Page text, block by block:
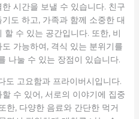
시간을 보낼 수 있습니다. 친구
도 하고, 가족과 함께 소중한 대
수 있는 공간입니다. 또한, 비
가능하여, 격식 있는 분위기를
나눌 수 있는 장점이 있습니다.
도 고요함과 프라이버시입니다.
수 있어, 서로의 이야기에 집중
한, 다양한 음료와 간단한 먹거